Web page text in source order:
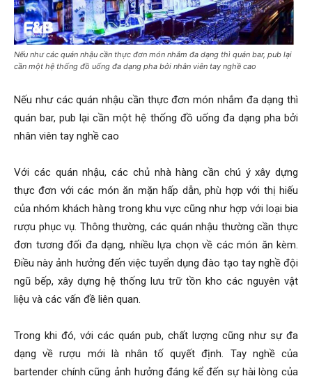
Nếu như các quán nhậu cần thực đơn món nhắm đa dạng thì quán bar, pub lại
cần một hệ thống đồ uống đa dạng pha bởi nhân viên tay nghề cao
Nếu như các quán nhậu cần thực đơn món nhắm đa dạng thì
quán bar, pub lại cần một hệ thống đồ uống đa dạng pha bởi
nhân viên tay nghề cao
Với các quán nhậu, các chủ nhà hàng cần chú ý xây dựng
thực đơn với các món ăn mặn hấp dẫn, phù hợp với thị hiếu
của nhóm khách hàng trong khu vực cũng như hợp với loại bia
rượu phục vụ. Thông thường, các quán nhậu thường cần thực
đơn tương đối đa dạng, nhiều lựa chọn về các món ăn kèm.
Điều này ảnh hưởng đến việc tuyển dụng đào tạo tay nghề đội
ngũ bếp, xây dựng hệ thống lưu trữ tồn kho các nguyên vật
liệu và các vấn đề liên quan.
Trong khi đó, với các quán pub, chất lượng cũng như sự đa
dạng về rượu mới là nhân tố quyết định. Tay nghề của
bartender chính cũng ảnh hưởng đáng kể đến sự hài lòng của